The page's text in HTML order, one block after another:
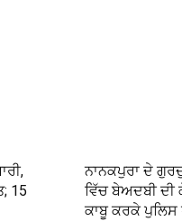
15
ਨਾਨਕਪੁਰਾ ਦੇ
ਵਿੱਚ ਬੇਅਦਬੀ ਦੀ
ਕਾਬੂ ਕਰਕੇ ਪੁਲਿਸ